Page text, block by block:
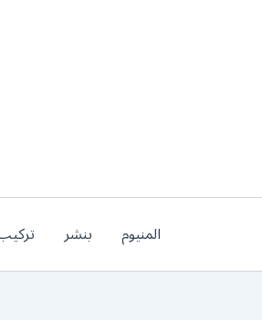
المنيوم بنشر